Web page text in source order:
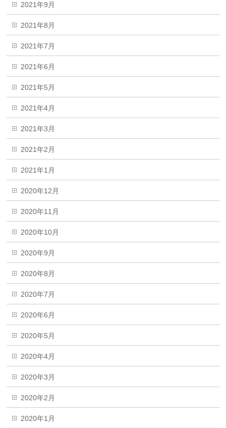
2021年9月
2021年8月
2021年7月
2021年6月
2021年5月
2021年4月
2021年3月
2021年2月
2021年1月
2020年12月
2020年11月
2020年10月
2020年9月
2020年8月
2020年7月
2020年6月
2020年5月
2020年4月
2020年3月
2020年2月
2020年1月